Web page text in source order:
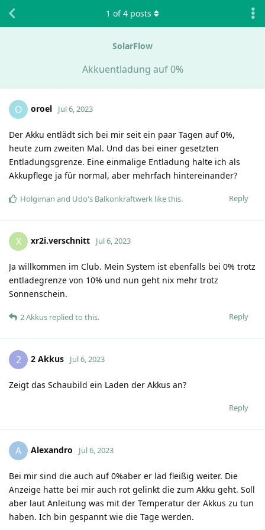
SolarFlow
Akkuentladung auf 0%
1 of4 posts
O oroel Jul 6, 2023
Der Akku entlädt sich bei mir seit ein paar Tagen auf 0%,
heute zum zweiten Mal. Und das bei einer gesetzten
Entladungsgrenze. Eine einmalige Entladung halte ich als
Akkupflege ja für normal, aber mehrfach hintereinander?
Reply
Holgiman and Udo's Balkonkraftwerk like this.
X xr2i.verschnitt Jul 6, 2023
Ja willkommen im Club. Mein System ist ebenfalls bei 0% trotz
entladegrenze von 10% und nun geht nix mehr trotz
Sonnenschein.
Reply
2 Akkus replied to this.
2 2 Akkus Jul 6, 2023
Zeigt das Schaubild ein Laden der Akkus an?
Reply
A Alexandro Jul 6, 2023
Bei mir sind die auch auf 0%aber er läd fleißig weiter. Die
Anzeige hatte bei mir auch rot gelinkt die zum Akku geht. Soll
aber laut Anleitung was mit der Temperatur der Akkus zu tun
haben. Ich bin gespannt wie die Tage werden.